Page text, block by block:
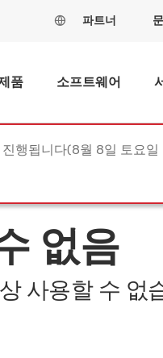
파트너
품 소프트웨어
행됩니다(8월 8일 토요
없음
사용할 수 없